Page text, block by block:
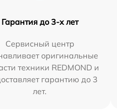
Гарантия до 3-х лет
Сервисный центр
оригинальные
техники REDMOND и
гарантию до 3
лет.